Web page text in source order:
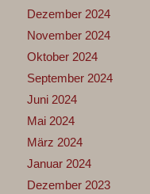
Dezember 2024
November 2024
Oktober 2024
September 2024
Juni 2024
Mai 2024
März 2024
Januar 2024
Dezember 2023